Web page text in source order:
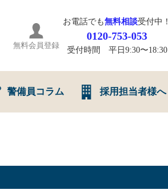
無料会員登録
お電話でも無料相談受付中！
0120-753-053
受付時間 平日9:30〜18:30
警備員コラム 採用担当者様へ